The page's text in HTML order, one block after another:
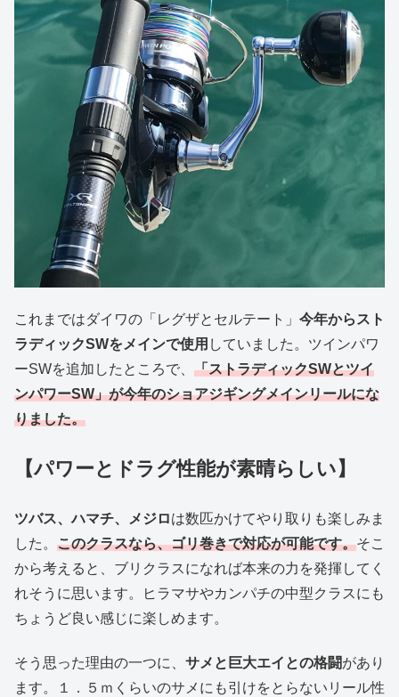
これまではダイワの「レグザとセルテート」 今年からスト
ラディックSWをメインで使用 していました。ツインパワ
ーSWを追加したところで、 「ストラディックSWとツイ
ンパワーSW」が今年のショアジギングメインリールにな
りました。
【パワーとドラグ性能が素晴らしい】
ツバス、ハマチ、メジロは数匹かけてやり取りも楽しみま
した。 このクラスなら、ゴリ巻きで対応が可能です。そこ
から考えると、ブリクラスになれば本来の力を発揮してく
れそうに思います。ヒラマサやカンパチの中型クラスにも
ちょうど良い感じに楽しめます。
そう思った理由の一つに、 サメと巨大エイとの格闘があり
ます。１．５ｍくらいのサメにも引けをとらないリール性